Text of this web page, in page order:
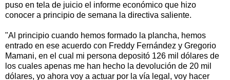
puso en tela de juicio el informe económico que hizo
conocer a principio de semana la directiva saliente.
"Al principio cuando hemos formado la plancha, hemos
entrado en ese acuerdo con Freddy Fernández y Gregorio
Mamani, en el cual mi persona depositó 126 mil dólares de
los cuales apenas me han hecho la devolución de 20 mil
dólares, yo ahora voy a actuar por la vía legal, voy hacer